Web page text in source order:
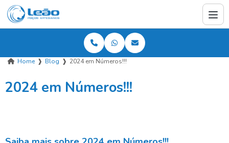
Home ❱ Blog ❱ 2024 em Números!!!
2024 em Números!!!